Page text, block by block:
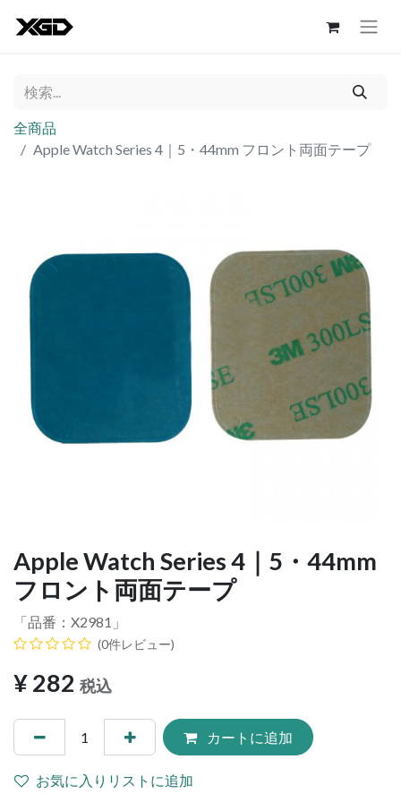
全商品
Apple Watch Series 4｜5・44mm フロント両面テープ
Apple Watch Series 4｜5・44mm
フロント両面テープ
「品番： X2981 」
(0件レビュー)
¥282 税込
カートに追加
お気に入りリストに追加